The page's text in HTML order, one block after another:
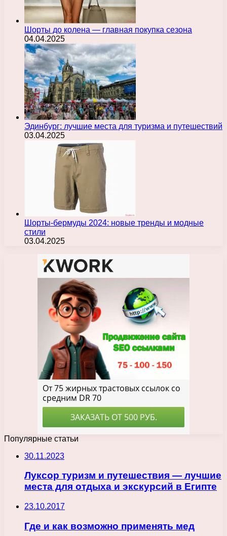
Шорты до колена — главная покупка сезона
04.04.2025
Эдинбург: лучшие места для туризма и путешествий
03.04.2025
Шорты-бермуды 2024: новые тренды и модные
стили
03.04.2025
Популярные статьи
30.11.2023
Луксор туризм и путешествия — лучшие
места для отдыха и экскурсий в Египте
23.10.2017
Где и как возможно применять мед